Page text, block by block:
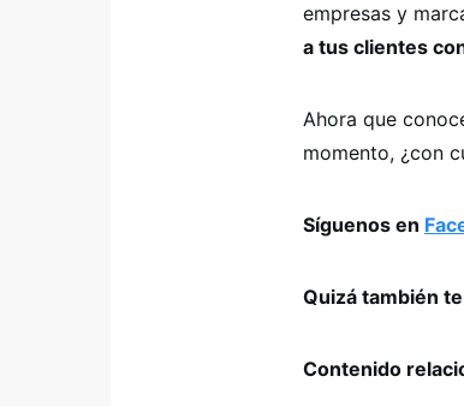
empresas y
a tus clientes
Ahora que
momento, ¿con
Síguenos en
Quizá también
Contenido